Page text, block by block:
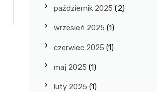
październik 2025 (2)
wrzesień 2025 (1)
czerwiec 2025 (1)
maj 2025 (1)
luty 2025 (1)